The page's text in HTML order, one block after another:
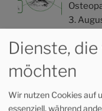
3.
Was
Dienste,
möchten
Wir nutzen Cookies auf
essenziell, während